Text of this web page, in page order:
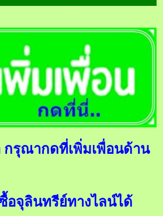
กรุณากดที่เพิ่มเพื่อนด้าน
อจุลินทรีย์ทางไลน์ได้